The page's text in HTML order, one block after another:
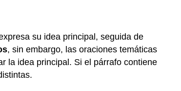
su idea principal, seguida de
, sin embargo, las oraciones temáticas
la idea principal. Si el párrafo contiene